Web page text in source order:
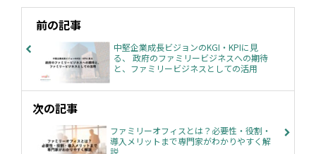
前の記事
中堅企業成長ビジョンのKGI・KPIに見
る、 政府のファミリービジネスへの期待
と、ファミリービジネスとしての活用
次の記事
ファミリーオフィスとは？必要性・役割・
導入メリットまで専門家がわかりやすく解